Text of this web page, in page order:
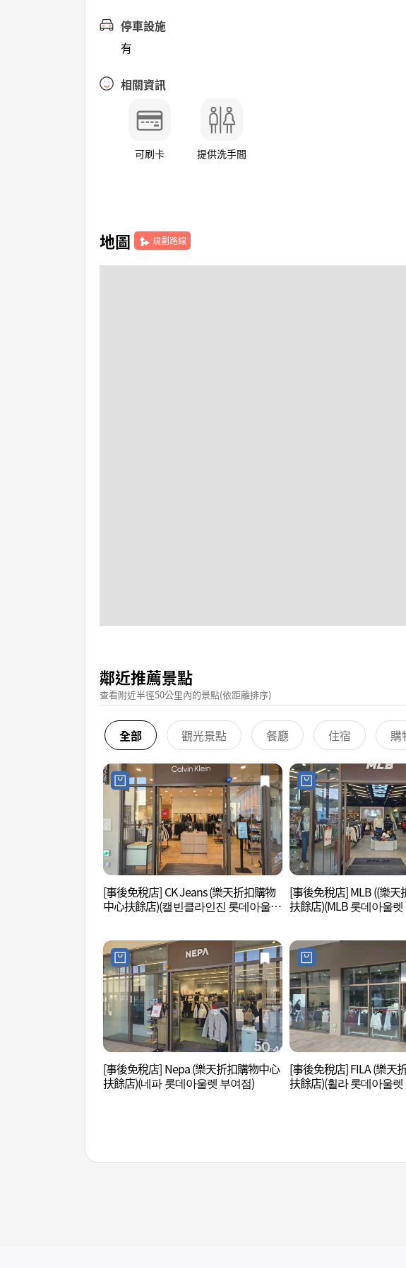
停車設施
有
相關資訊
可刷卡 提供洗手間
地圖 規劃路線
鄰近推薦景點
查看附近半徑50公里內的景點(依距離排序)
全部 觀光景點 餐廳 住宿 購
[事後免稅店] CK Jeans (樂天折扣購物
中心扶餘店)(캘빈클라인진 롯데아울렛
[事後免稅店] MLB ((樂
扶餘店)(MLB 롯데아울
[事後免稅店] Nepa (樂天折扣購物中心
扶餘店)(네파 롯데아울렛 부여점)
[事後免稅店] FILA (樂天
扶餘店)(휠라 롯데아울